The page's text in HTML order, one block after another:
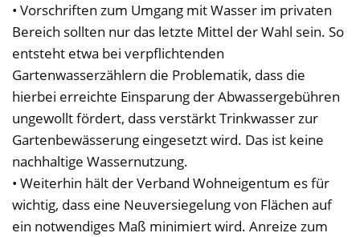
• Vorschriften zum Umgang mit Wasser im privaten
Bereich sollten nur das letzte Mittel der Wahl sein. So
entsteht etwa bei verpflichtenden
Gartenwasserzählern die Problematik, dass die
hierbei erreichte Einsparung der Abwassergebühren
ungewollt fördert, dass verstärkt Trinkwasser zur
Gartenbewässerung eingesetzt wird. Das ist keine
nachhaltige Wassernutzung.
• Weiterhin hält der Verband Wohneigentum es für
wichtig, dass eine Neuversiegelung von Flächen auf
ein notwendiges Maß minimiert wird. Anreize zum